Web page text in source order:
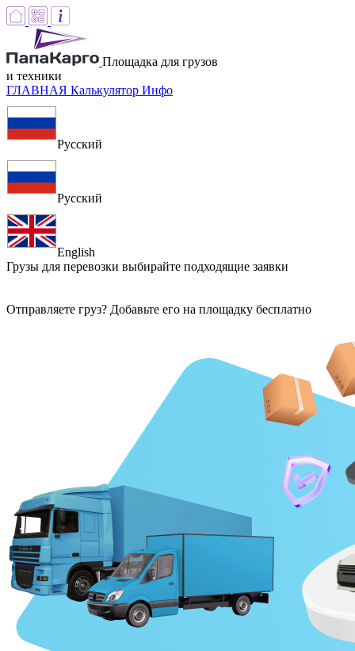
Площадка для грузов
и техники
ГЛАВНАЯ Калькулятор Инфо
Русский
Русский
English
Грузы для перевозки выбирайте подходящие заявки
Отправляете груз? Добавьте его на площадку бесплатно